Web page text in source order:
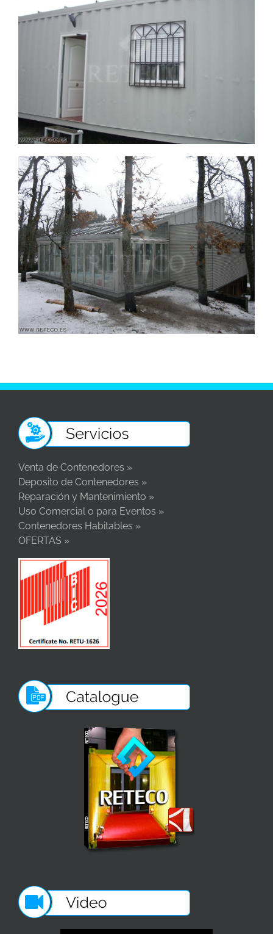
Venta de Contenedores »
Deposito de Contenedores »
Reparación y Mantenimiento »
Uso Comercial o para Eventos »
Contenedores Habitables »
OFERTAS »